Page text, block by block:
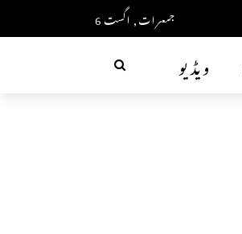
جمعرات, اگست 6
ویڈیو